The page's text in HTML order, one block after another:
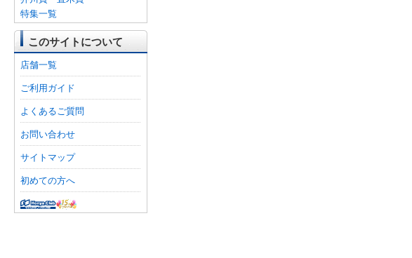
特集一覧
このサイトについて
店舗一覧
ご利用ガイド
よくあるご質問
お問い合わせ
サイトマップ
初めての方へ